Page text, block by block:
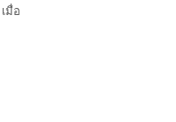
มื่อ